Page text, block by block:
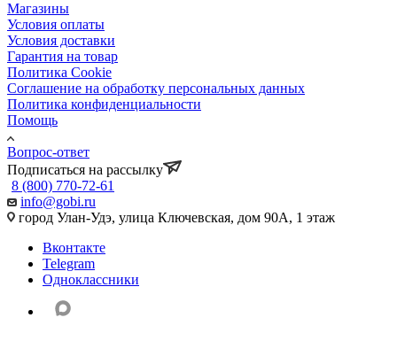
Магазины
Условия оплаты
Условия доставки
Гарантия на товар
Политика Cookie
Соглашение на обработку персональных данных
Политика конфиденциальности
Помощь
Вопрос-ответ
Подписаться на рассылку
8 (800) 770-72-61
info@gobi.ru
город Улан-Удэ, улица Ключевская, дом 90А, 1 этаж
Вконтакте
Telegram
Одноклассники